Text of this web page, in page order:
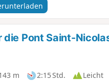
die Pont Saint-
m 2:15 Std. Leicht